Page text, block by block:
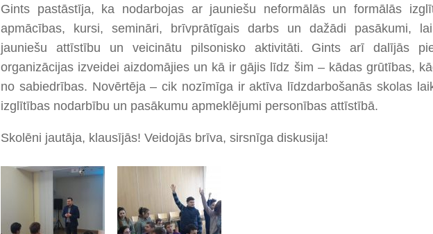
Gints pastāstīja, ka nodarbojas ar jauniešu neformālās un formālās
apmācības, kursi, semināri, brīvprātīgais darbs un dažādi pasākumi,
jauniešu attīstību un veicinātu pilsonisko aktivitāti. Gints arī dalījās
organizācijas izveidei aizdomājies un kā ir gājis līdz šim – kādas grūtības,
no sabiedrības. Novērtēja – cik nozīmīga ir aktīva līdzdarbošanās skolas
izglītības nodarbību un pasākumu apmeklējumi personības attīstībā.
Skolēni jautāja, klausījās! Veidojās brīva, sirsnīga diskusija!